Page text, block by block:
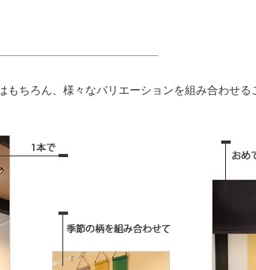
もちろん、様々なバリエーションを組み合わせ